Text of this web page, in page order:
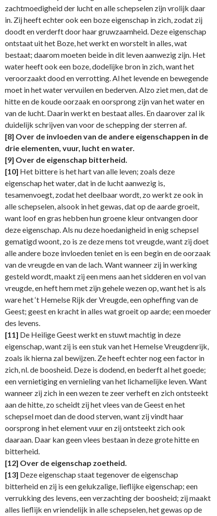
zachtmoedigheid der lucht en alle schepselen zijn vrolijk daar
in. Zij heeft echter ook een boze eigenschap in zich, zodat zij
doodt en verderft door haar gruwzaamheid. Deze eigenschap
ontstaat uit het Boze, het werkt en worstelt in alles, wat
bestaat; daarom moeten beide in dit leven aanwezig zijn. Het
water heeft ook een boze, dodelijke bron in zich, want het
veroorzaakt dood en verrotting. Al het levende en bewegende
moet in het water vervuilen en bederven. Alzo ziet men, dat de
hitte en de koude oorzaak en oorsprong zijn van het water en
van de lucht. Daarin werkt en bestaat alles. En daarover zal ik
duidelijk schrijven van voor de schepping der sterren af.
[8] Over de invloeden van de andere eigenschappen in de
drie elementen, vuur, lucht en water.
[9] Over de eigenschap bitterheid.
[10] Het bittere is het hart van alle leven; zoals deze
eigenschap het water, dat in de lucht aanwezig is,
tesamenvoegt, zodat het deelbaar wordt, zo werkt ze ook in
alle schepselen, alsook in het gewas, dat op de aarde groeit,
want loof en gras hebben hun groene kleur ontvangen door
deze eigenschap. Als nu deze hoedanigheid in enig schepsel
gematigd woont, zo is ze deze mens tot vreugde, want zij doet
alle andere boze invloeden teniet en is een begin en de oorzaak
van de vreugde en van de lach. Want wanneer zij in werking
gesteld wordt, maakt zij een mens aan het sidderen en vol van
vreugde, en heft hem met zijn gehele wezen op, want het is als
ware het ‘t Hemelse Rijk der Vreugde, een opheffing van de
Geest; geest en kracht in alles wat groeit op aarde; een moeder
des levens.
[11] De Heilige Geest werkt en stuwt machtig in deze
eigenschap, want zij is een stuk van het Hemelse Vreugdenrijk,
zoals ik hierna zal bewijzen. Ze heeft echter nog een factor in
zich, nl. de boosheid. Deze is dodend, en bederft al het goede;
een vernietiging en vernieling van het lichamelijke leven. Want
wanneer zij zich in een wezen te zeer verheft en zich ontsteekt
aan de hitte, zo scheidt zij het vlees van de Geest en het
schepsel moet dan de dood sterven, want zij vindt haar
oorsprong in het element vuur en zij ontsteekt zich ook
daaraan. Daar kan geen vlees bestaan in deze grote hitte en
bitterheid.
[12] Over de eigenschap zoetheid.
[13] Deze eigenschap staat tegenover de eigenschap
bitterheid en zij is een gelukzalige, lieflijke eigenschap; een
verrukking des levens, een ver­zachting der boosheid; zij maakt
alles lieflijk en vriendelijk in alle schepselen, het gewas op de